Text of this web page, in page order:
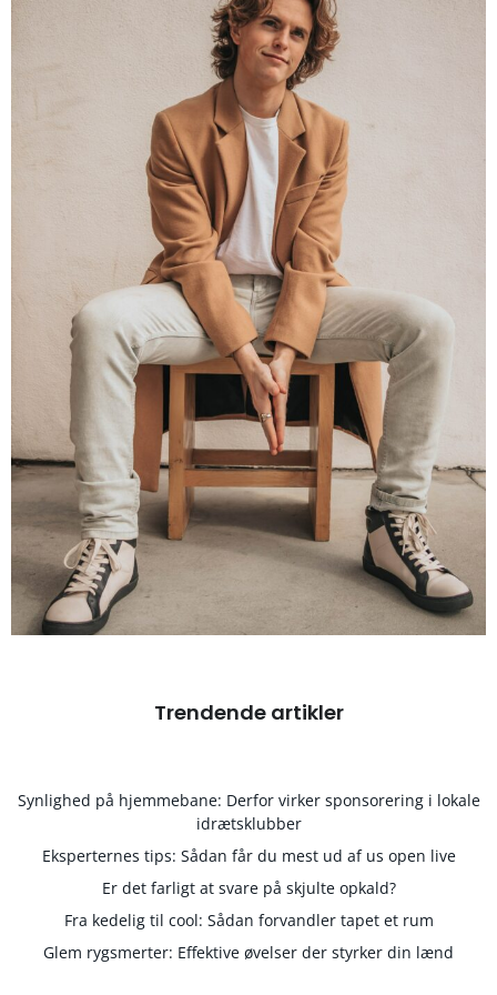
Trendende artikler
Synlighed på hjemmebane: Derfor virker sponsorering i lokale
idrætsklubber
Eksperternes tips: Sådan får du mest ud af us open live
Er det farligt at svare på skjulte opkald?
Fra kedelig til cool: Sådan forvandler tapet et rum
Glem rygsmerter: Effektive øvelser der styrker din lænd